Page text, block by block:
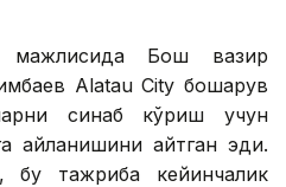
мажлисида Бош вазир
Alatau City бошқарув
синаб кўриш учун
айланишини айтган эди.
бу тажриба кейинчалик